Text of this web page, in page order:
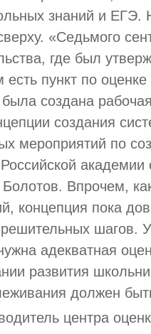
знаний и ЕГЭ.
«Седьмого
где был
пункт по
создана
создания
мероприятий по
академии
Впрочем,
концепция пока
шагов.
адекватная
развития
должен
центра